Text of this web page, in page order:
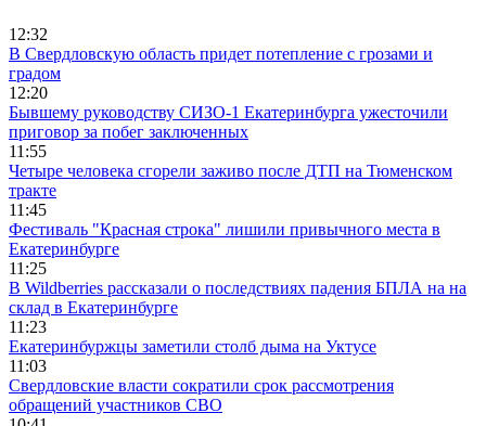
12:32
В Свердловскую область придет потепление с грозами и
градом
12:20
Бывшему руководству СИЗО-1 Екатеринбурга ужесточили
приговор за побег заключенных
11:55
Четыре человека сгорели заживо после ДТП на Тюменском
тракте
11:45
Фестиваль "Красная строка" лишили привычного места в
Екатеринбурге
11:25
В Wildberries рассказали о последствиях падения БПЛА на на
склад в Екатеринбурге
11:23
Екатеринбуржцы заметили столб дыма на Уктусе
11:03
Свердловские власти сократили срок рассмотрения
обращений участников СВО